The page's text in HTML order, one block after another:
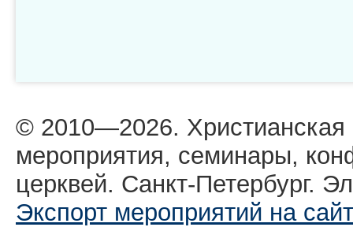
© 2010—2026.
мероприятия, семинары,
церквей. Санкт-Петербург.
Экспорт мероприятий на сайт